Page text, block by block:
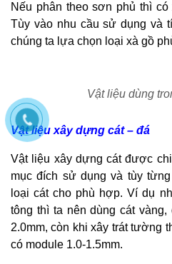
Nếu phân theo sơn phủ thì
Tùy vào nhu cầu sử dụng và
chúng ta lựa chọn loại xà gồ
Vật liệu dùng
Vật liệu xây dựng cát – đá
Vật liệu xây dựng cát được
mục đích sử dụng và tùy
loại cát cho phù hợp. Ví dụ
tông thì ta nên dùng cát
2.0mm, còn khi xây trát tường
có module 1.0-1.5mm.